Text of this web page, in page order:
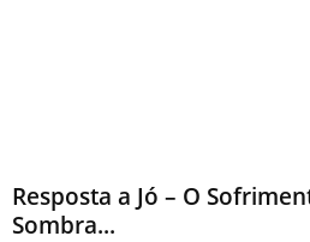
Resposta a Jó – O
Sombra...